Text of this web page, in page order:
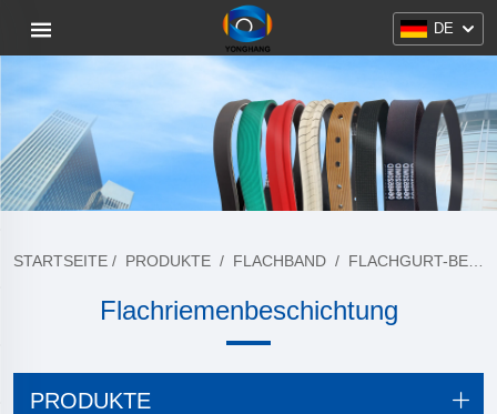
DE
STARTSEITE / PRODUKTE / FLACHBAND / FLACHGURT-BESCHICHTUNG
Flachriemenbeschichtung
PRODUKTE